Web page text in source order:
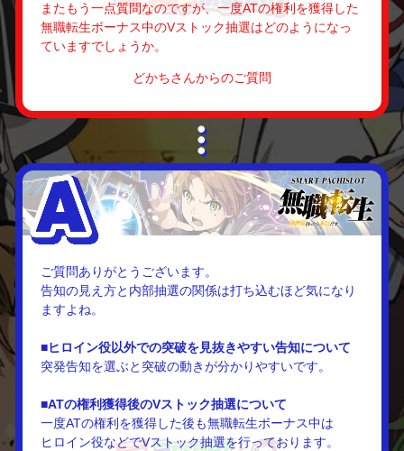
またもう一点質問なのですが、一度ATの権利を獲得した
無職転生ボーナス中のVストック抽選はどのようになっ
ていますでしょうか。
どかちさんからのご質問
ご質問ありがとうございます。
告知の見え方と内部抽選の関係は打ち込むほど気になり
ますよね。
■ヒロイン役以外での突破を見抜きやすい告知について
突発告知を選ぶと突破の動きが分かりやすいです。
■ATの権利獲得後のVストック抽選について
一度ATの権利を獲得した後も無職転生ボーナス中は
ヒロイン役などでVストック抽選を行っております。